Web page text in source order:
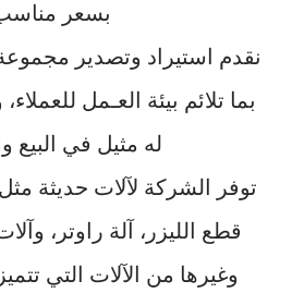
بسعر
نقدم استيراد وتصدير مجموعة مختلفة من الآلات
بما تلائم بيئة العـمل
له مثيل في البيع
توفر الشركة لآلات حديثة مثل ماكينة فايبر، آلات
وغيرها من الآلات التي